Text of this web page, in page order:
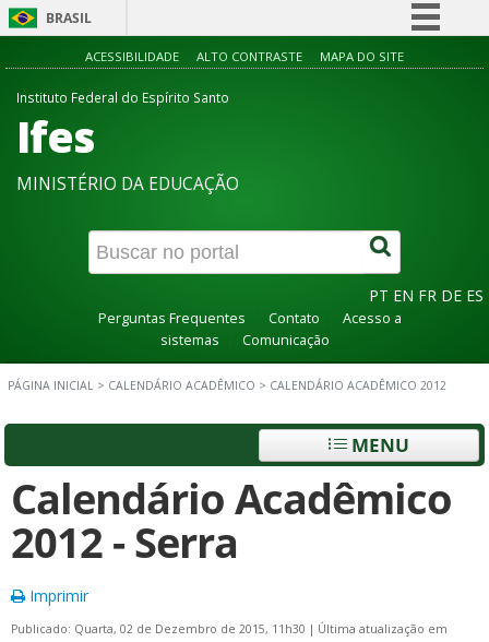
BRASIL
Simplifique!
Canais
ACESSIBILIDADE ALTO CONTRASTE MAPA DO SITE
Instituto Federal do Espírito Santo
Ifes
MINISTÉRIO DA EDUCAÇÃO
PT EN FR DE ES
Perguntas Frequentes Contato
Acesso a
sistemas
Comunicação
PÁGINA INICIAL > CALENDÁRIO ACADÊMICO > CALENDÁRIO ACADÊMICO 2012
MENU
Calendário Acadêmico
2012 - Serra
Imprimir
Publicado: Quarta, 02 de Dezembro de 2015, 11h30 | Última atualização em